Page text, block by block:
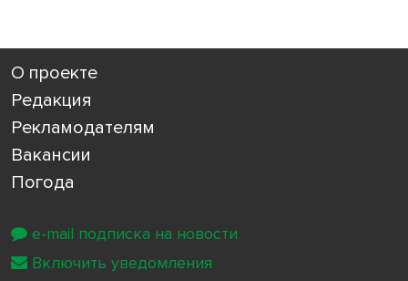
О проекте
Редакция
Рекламодателям
Вакансии
Погода
e-mail подписка на новости
Включить уведомления